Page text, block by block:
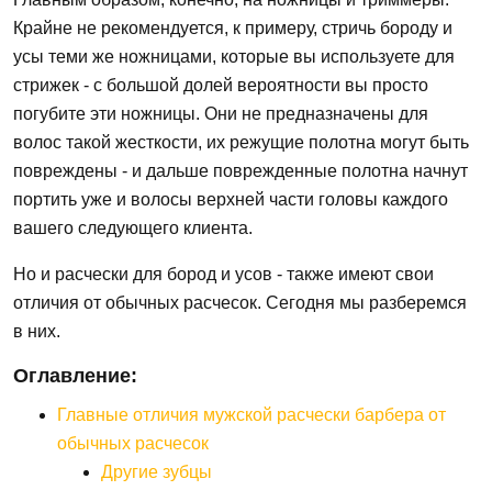
Крайне не рекомендуется, к примеру, стричь бороду и
усы теми же ножницами, которые вы используете для
стрижек - с большой долей вероятности вы просто
погубите эти ножницы. Они не предназначены для
волос такой жесткости, их режущие полотна могут быть
повреждены - и дальше поврежденные полотна начнут
портить уже и волосы верхней части головы каждого
вашего следующего клиента.
Но и расчески для бород и усов - также имеют свои
отличия от обычных расчесок. Сегодня мы разберемся
в них.
Оглавление:
Главные отличия мужской расчески барбера от
обычных расчесок
Другие зубцы